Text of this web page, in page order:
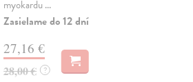
myokardu ...
Zasielame do 12 dní
27,16 €
28,00 € ?